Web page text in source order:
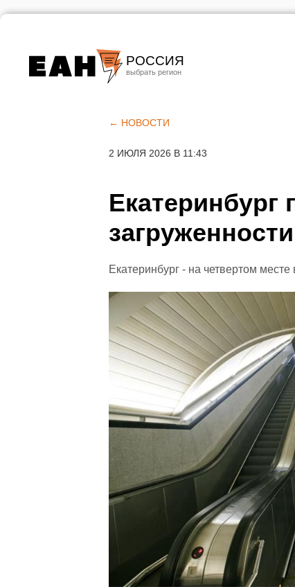
РОССИЯ
Челябинск
← НОВОСТИ
2 ИЮЛЯ 2026 В 11:43
Екатеринбург - на четвертом